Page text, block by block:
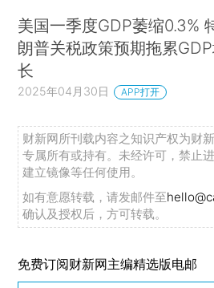
美国一季度GDP萎缩0.3%
朗普关税政策预期拖累
长
2025年04月30日 APP打开
财新网所刊载内容之知识产权为财
专属所有或持有。未经许可，禁止
建立镜像等任何使用。
如有意愿转载，请发邮件至
确认及授权后，方可转载。
免费订阅财新网主编精选版电邮